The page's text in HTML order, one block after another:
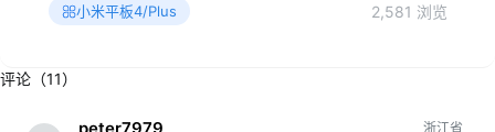
小米平板4/Plus 2,581 浏览
评论（11）
浙江省